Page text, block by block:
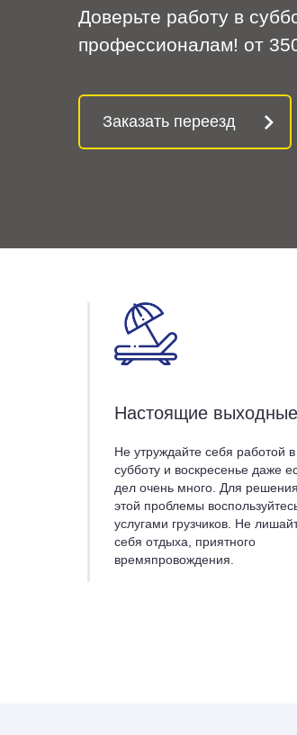
Доверьте работу в
профессионалам! от
Заказать переезд
Настоящие выходные
Не утруждайте себя работой в
субботу и воскресенье даже
дел очень много. Для решения
этой проблемы
услугами грузчиков. Не
себя отдыха, приятного
времяпровождения.